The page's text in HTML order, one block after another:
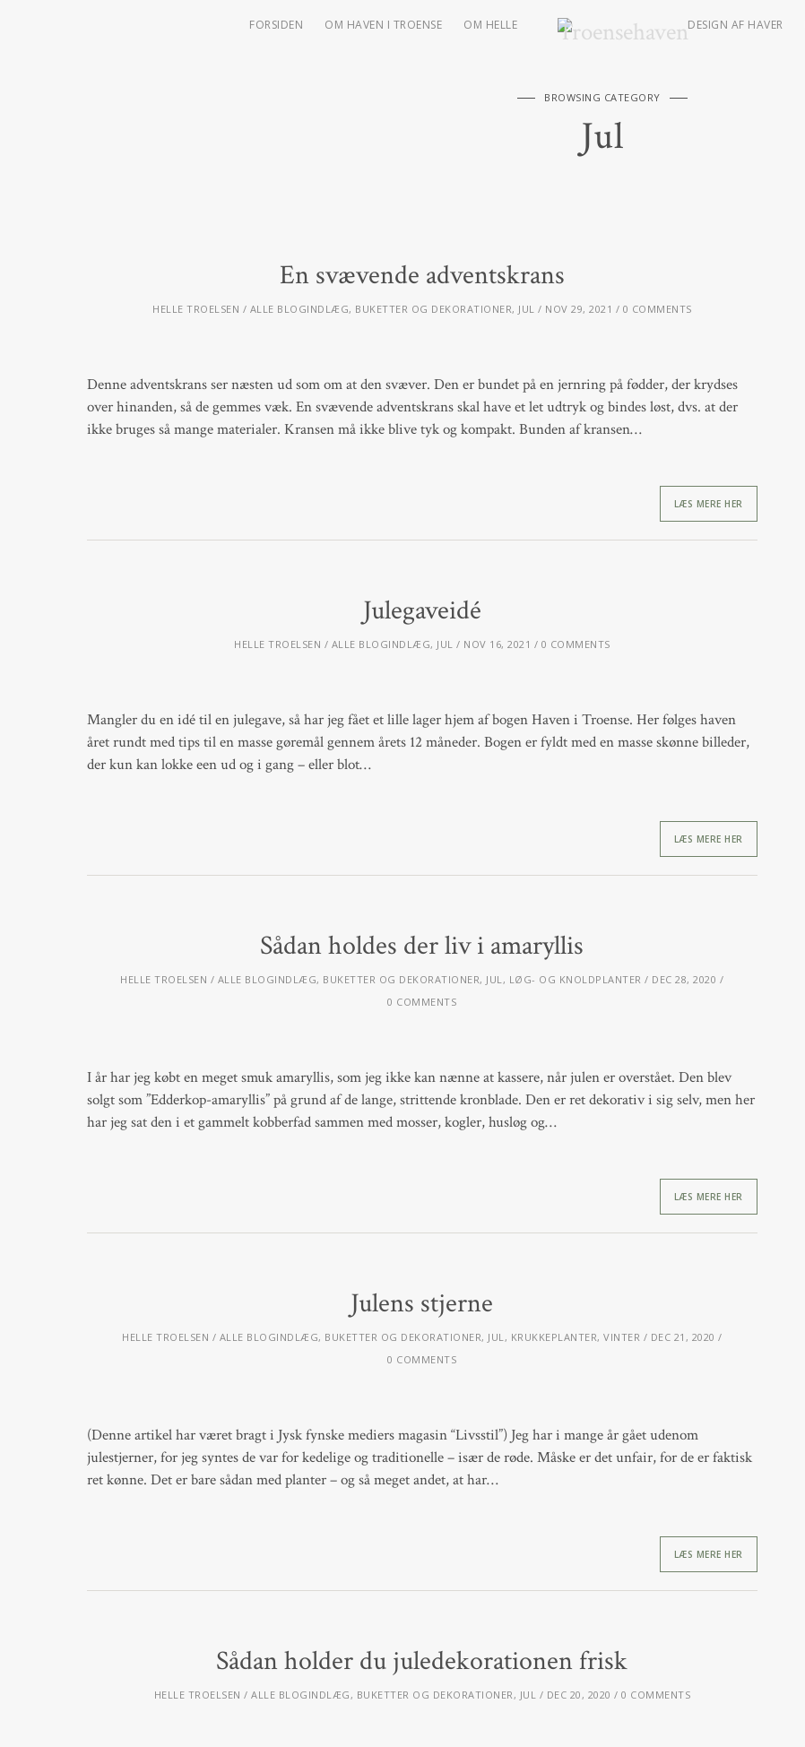
FORSIDEN OM HAVEN I TROENSE OM HELLE DESIGN AF HAVER
BROWSING CATEGORY
Jul
En svævende adventskrans
HELLE TROELSEN ALLE BLOGINDLÆG, BUKETTER OG DEKORATIONER, JUL NOV 29, 2021 0 COMMENTS
Denne adventskrans ser næsten ud som om at den svæver. Den er bundet på en jernring på fødder, der krydses
over hinanden, så de gemmes væk. En svævende adventskrans skal have et let udtryk og bindes løst, dvs. at der
ikke bruges så mange materialer. Kransen må ikke blive tyk og kompakt. Bunden af kransen…
LÆS MERE HER
Julegaveidé
HELLE TROELSEN ALLE BLOGINDLÆG, JUL NOV 16, 2021 0 COMMENTS
Mangler du en idé til en julegave, så har jeg fået et lille lager hjem af bogen Haven i Troense. Her følges haven
året rundt med tips til en masse gøremål gennem årets 12 måneder. Bogen er fyldt med en masse skønne billeder,
der kun kan lokke een ud og i gang – eller blot…
LÆS MERE HER
Sådan holdes der liv i amaryllis
HELLE TROELSEN ALLE BLOGINDLÆG, BUKETTER OG DEKORATIONER, JUL, LØG- OG KNOLDPLANTER
DEC 28, 2020
0 COMMENTS
I år har jeg købt en meget smuk amaryllis, som jeg ikke kan nænne at kassere, når julen er overstået. Den blev
solgt som ”Edderkop-amaryllis” på grund af de lange, strittende kronblade. Den er ret dekorativ i sig selv, men her
har jeg sat den i et gammelt kobberfad sammen med mosser, kogler, husløg og…
LÆS MERE HER
Julens stjerne
HELLE TROELSEN ALLE BLOGINDLÆG, BUKETTER OG DEKORATIONER, JUL, KRUKKEPLANTER, VINTER
DEC 21, 2020
0 COMMENTS
(Denne artikel har været bragt i Jysk fynske mediers magasin “Livsstil”) Jeg har i mange år gået udenom
julestjerner, for jeg syntes de var for kedelige og traditionelle – især de røde. Måske er det unfair, for de er faktisk
ret kønne. Det er bare sådan med planter – og så meget andet, at har…
LÆS MERE HER
Sådan holder du juledekorationen frisk
HELLE TROELSEN ALLE BLOGINDLÆG, BUKETTER OG DEKORATIONER, JUL DEC 20, 2020 0 COMMENTS